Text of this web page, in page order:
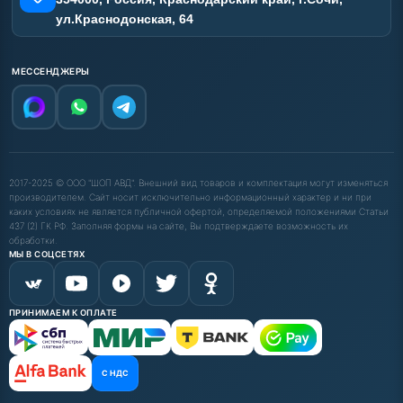
ул.Краснодонская, 64
МЕССЕНДЖЕРЫ
2017-2025 © ООО "ШОП АВД". Внешний вид товаров и комплектация могут изменяться
производителем. Сайт носит исключительно информационный характер и ни при
каких условиях не является публичной офертой, определяемой положениями Статьи
437 (2) ГК РФ. Заполняя формы на сайте, Вы подтверждаете возможность их
обработки.
МЫ В СОЦСЕТЯХ
ПРИНИМАЕМ К ОПЛАТЕ
С НДС